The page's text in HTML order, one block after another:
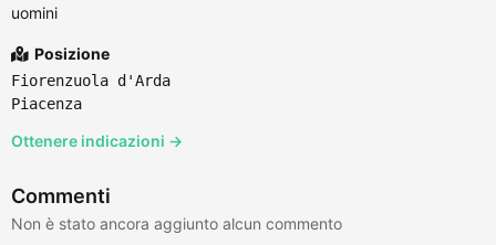
uomini
Posizione
Fiorenzuola d'Arda
Piacenza
Ottenere indicazioni →
Commenti
Non è stato ancora aggiunto alcun commento